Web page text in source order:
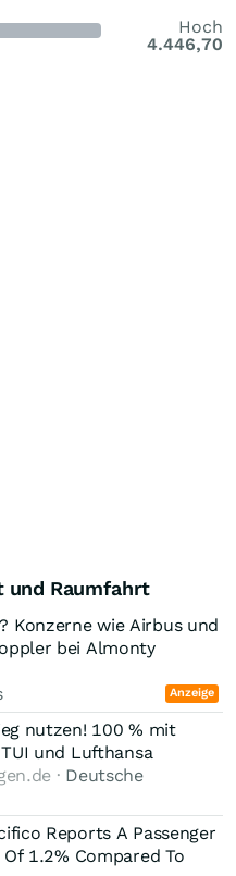
Hoch
4.446,70
und Raumfahrt
Konzerne wie Airbus und
bei Almonty
Anzeige
nutzen! 100 % mit
und Lufthansa
· Deutsche
Reports A Passenger
1.2% Compared To